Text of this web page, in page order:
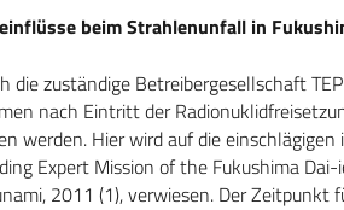
beim Strahlenunfall in
die zuständige Betreibergesellschaft
nach Eintritt der
werden. Hier wird auf die
Expert Mission of the Fukushima
2011 (1), verwiesen. Der